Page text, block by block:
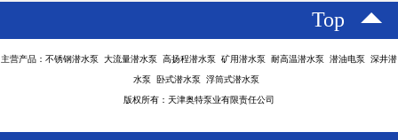
Top
主营产品：不锈钢潜水泵 大流量潜水泵 高扬程潜水泵 矿用潜水泵 耐高温潜水泵 潜油电泵 深井潜
水泵 卧式潜水泵 浮筒式潜水泵
版权所有：天津奥特泵业有限责任公司